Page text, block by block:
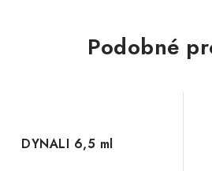
Podobné
DYNALI 6,5 ml